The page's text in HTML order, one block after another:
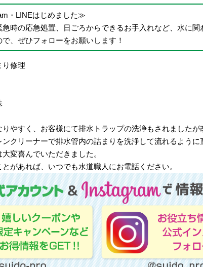
・LINEはじめました≫
時の応急処置、日ごろからできるお手入れなど、水に関
、ぜひフォローをお願いします！
り修理
りやすく、お客様にて排水トラップの洗浄もされましたが
クリーナーで排水管内の詰まりを洗浄して流れるように
変喜んでいただきました。
があれば、いつでも水道職人にお電話ください。